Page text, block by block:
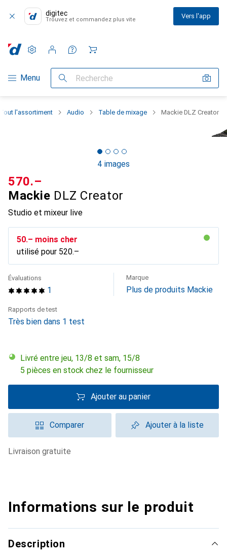
digitec
Trouvez et commandez plus vite Vers l'app
Navigation par catégorie
Menu Recherche
Paramètres
Compte client
Listes de comparaison
Listes d'envies
Panier
Tout l'assortiment Audio Table de mixage Mackie DLZ Creator
4 images
Mackie DLZ Creator
Studio et mixeur live
CHF
570.–
CHF
50.– moins cher
utilisé pour CHF
520.–
1
Évaluations Marque
Plus de produits Mackie
Rapports de test
Très bien dans 1 test
Livré entre jeu, 13/8 et sam, 15/8
5 pièces en stock chez le fournisseur
Ajouter au panier
Comparer Ajouter à la liste
livraison gratuite
Informations sur le produit
Description